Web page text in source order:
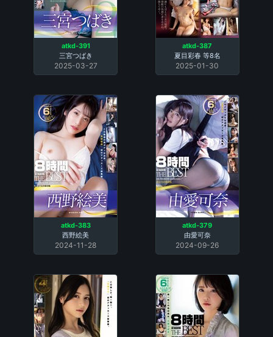
atkd-391
三宮つばき
2025-03-27
atkd-387
夏目彩春 等8名
2025-01-30
atkd-383
西野絵美
2024-11-28
atkd-379
由愛可奈
2024-09-26